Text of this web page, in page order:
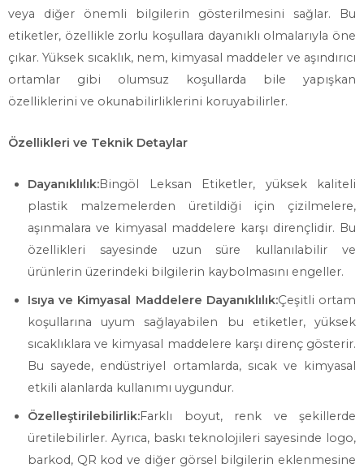
veya diğer önemli bilgilerin gösterilmesini sağlar. Bu
etiketler, özellikle zorlu koşullara dayanıklı olmalarıyla öne
çıkar. Yüksek sıcaklık, nem, kimyasal maddeler ve aşındırıcı
ortamlar gibi olumsuz koşullarda bile yapışkan
özelliklerini ve okunabilirliklerini koruyabilirler.
Özellikleri ve Teknik Detaylar
Dayanıklılık:Bingöl Leksan Etiketler, yüksek kaliteli
plastik malzemelerden üretildiği için çizilmelere,
aşınmalara ve kimyasal maddelere karşı dirençlidir. Bu
özellikleri sayesinde uzun süre kullanılabilir ve
ürünlerin üzerindeki bilgilerin kaybolmasını engeller.
Isıya ve Kimyasal Maddelere Dayanıklılık:Çeşitli ortam
koşullarına uyum sağlayabilen bu etiketler, yüksek
sıcaklıklara ve kimyasal maddelere karşı direnç gösterir.
Bu sayede, endüstriyel ortamlarda, sıcak ve kimyasal
etkili alanlarda kullanımı uygundur.
Özelleştirilebilirlik:Farklı boyut, renk ve şekillerde
üretilebilirler. Ayrıca, baskı teknolojileri sayesinde logo,
barkod, QR kod ve diğer görsel bilgilerin eklenmesine